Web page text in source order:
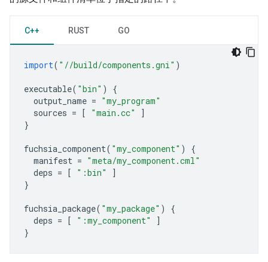
C++ RUST GO
import( "//build/components.gni" )
executable( "bin" )
{
output_name = "my_program"
sources = [ "main.cc"
]
}
fuchsia_component( "my_component" )
{
manifest = "meta/my_component.cml"
deps = [ ":bin"
]
}
fuchsia_package( "my_package" )
{
deps = [ ":my_component"
]
}